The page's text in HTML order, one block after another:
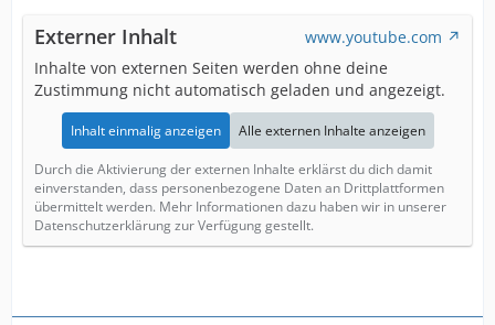
Externer Inhalt
www.youtube.com
Inhalte von externen Seiten werden ohne deine
Zustimmung nicht automatisch geladen und angezeigt.
Inhalt einmalig anzeigen Alle externen Inhalte anzeigen
Durch die Aktivierung der externen Inhalte erklärst du dich damit
einverstanden, dass personenbezogene Daten an Drittplattformen
übermittelt werden. Mehr Informationen dazu haben wir in unserer
Datenschutzerklärung zur Verfügung gestellt.